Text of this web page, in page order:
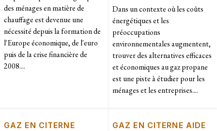
des ménages en matière de
chauffage est devenue une
nécessité depuis la formation de
l'Europe économique, de l'euro
puis de la crise financière de
2008....
Dans un contexte où les coûts
énergétiques et les
préoccupations
environnementales augmentent,
trouver des alternatives efficaces
et économiques au gaz propane
est une piste à étudier pour les
ménages et les entreprises....
GAZ EN CITERNE
GAZ EN CITERNE AIDE